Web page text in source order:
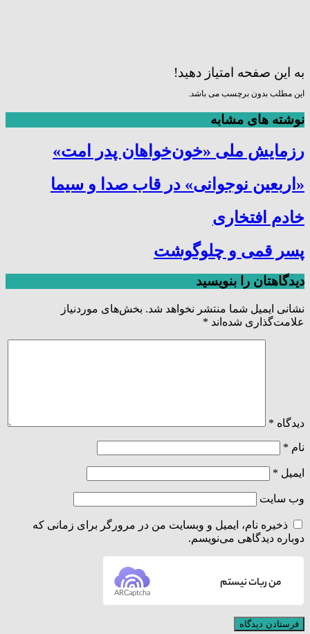
به این صفحه امتیاز دهید!
این مطلب بدون برچسب می باشد.
نوشته های مشابه
رزمایش ملی «خون‌خواهان پدر امت»
«اربعین نوجوانی» در قاب صدا و سیما
خادم افتخاری
پسر قمی و چلوگوشت
دیدگاهتان را بنویسید
نشانی ایمیل شما منتشر نخواهد شد. بخش‌های موردنیاز
علامت‌گذاری شده‌اند *
دیدگاه *
نام *
ایمیل *
وب‌ سایت
ذخیره نام، ایمیل و وبسایت من در مرورگر برای زمانی که
دوباره دیدگاهی می‌نویسم.
من ربات نیستم
ARCaptcha